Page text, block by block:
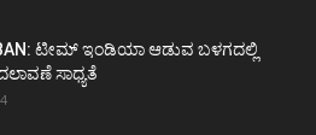
BAN: ಟೀಮ್ ಇಂಡಿಯಾ ಆಡುವ ಬಳಗದಲ್ಲಿ
ಸಾಧ್ಯತೆ